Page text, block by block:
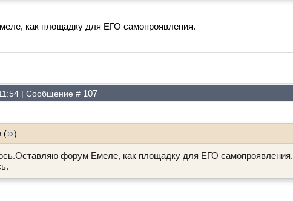
как площадку для ЕГО самопроявления.
| Сообщение # 107
( )
форум Емеле, как площадку для ЕГО самопроявления.